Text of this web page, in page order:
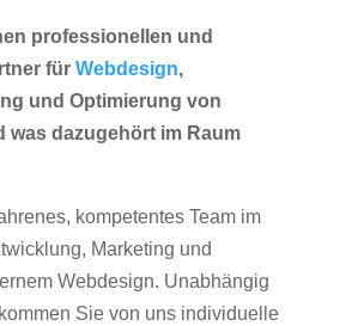
professionellen und
für Webdesign,
und Optimierung von
was dazugehört im Raum
kompetentes Team im
Marketing und
Webdesign. Unabhängig
Sie von uns individuelle